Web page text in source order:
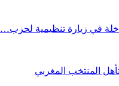
في زيارة تنظيمية لحزب…
المنتخب المغربي